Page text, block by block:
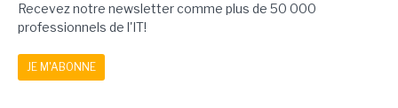
Recevez notre newsletter comme plus de 50 000
professionnels de l'IT!
JE M'ABONNE